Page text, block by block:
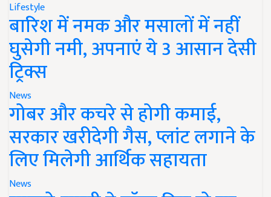
Lifestyle
बारिश में नमक और मसालों में नहीं
घुसेगी नमी, अपनाएं ये 3 आसान देसी
ट्रिक्स
News
गोबर और कचरे से होगी कमाई,
सरकार खरीदेगी गैस, प्लांट लगाने के
लिए मिलेगी आर्थिक सहायता
News